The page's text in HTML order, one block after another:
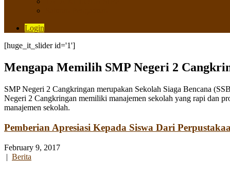
Login
[huge_it_slider id='1']
Mengapa Memilih SMP Negeri 2
SMP Negeri 2 Cangkringan merupakan Sekolah Siaga Bencana
Negeri 2 Cangkringan memiliki manajemen sekolah yang rapi dan
manajemen sekolah.
Pemberian Apresiasi Kepada Siswa Dari
February 9, 2017
| Berita